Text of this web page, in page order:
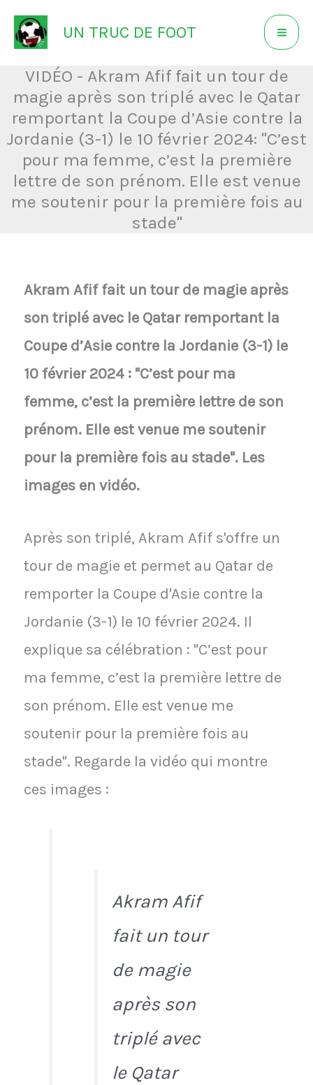
Aller
au
contenu
UN TRUC DE FOOT
VIDÉO - Akram Afif fait un tour de
magie après son triplé avec le Qatar
remportant la Coupe d’Asie contre la
Jordanie (3-1) le 10 février 2024: "C’est
pour ma femme, c’est la première
lettre de son prénom. Elle est venue
me soutenir pour la première fois au
stade"
Akram Afif fait un tour de magie après
son triplé avec le Qatar remportant la
Coupe d’Asie contre la Jordanie (3-1) le
10 février 2024 : "C’est pour ma
femme, c’est la première lettre de son
prénom. Elle est venue me soutenir
pour la première fois au stade". Les
images en vidéo.
Après son triplé, Akram Afif s'offre un
tour de magie et permet au Qatar de
remporter la Coupe d'Asie contre la
Jordanie (3-1) le 10 février 2024. Il
explique sa célébration : "C’est pour
ma femme, c’est la première lettre de
son prénom. Elle est venue me
soutenir pour la première fois au
stade". Regarde la vidéo qui montre
ces images :
Akram Afif
fait un tour
de magie
après son
triplé avec
le Qatar